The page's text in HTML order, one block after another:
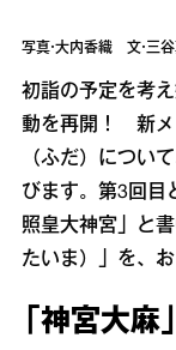
写真・大内香織 文・三
初詣の予定を考
動を再開！ 新メ
（ふだ）につい
びます。第3回目
照皇大神宮」と
たいま）」を、
「神宮大麻